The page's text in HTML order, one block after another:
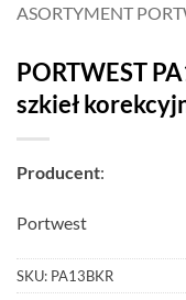
ASORTYMENT
PORTWEST
szkieł
Producent:
Portwest
SKU: PA13BKR